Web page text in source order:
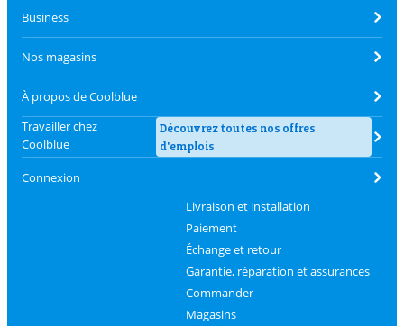
Business
Nos magasins
À propos de Coolblue
Travailler chez
Coolblue
Découvrez toutes nos offres
d'emplois
Connexion
Livraison et installation
Paiement
Échange et retour
Garantie, réparation et assurances
Commander
Magasins